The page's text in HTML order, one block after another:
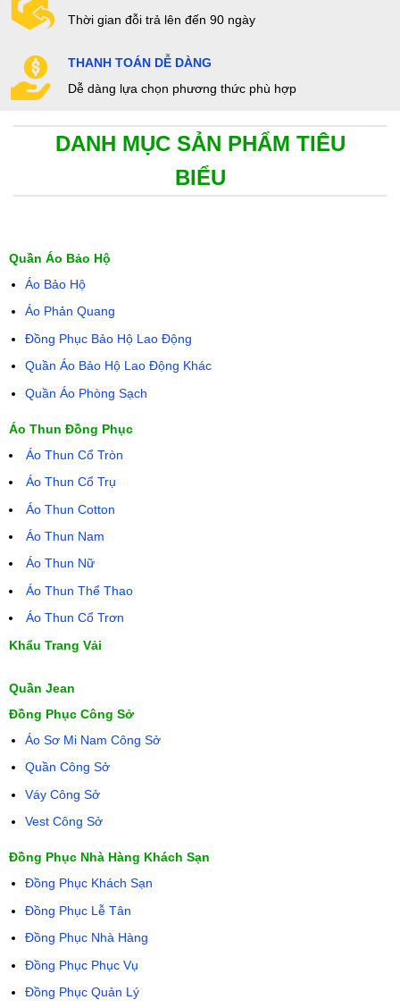
Thời gian đỗi trả lên đến 90 ngày
THANH TOÁN DỄ DÀNG
Dễ dàng lựa chọn phương thức phù hợp
DANH MỤC SẢN PHẨM TIÊU
BIỂU
Quần Áo Bảo Hộ
Áo Bảo Hộ
Áo Phản Quang
Đồng Phục Bảo Hộ Lao Động
Quần Áo Bảo Hộ Lao Động Khác
Quần Áo Phòng Sạch
Áo Thun Đồng Phục
Áo Thun Cổ Tròn
Áo Thun Cổ Trụ
Áo Thun Cotton
Áo Thun Nam
Áo Thun Nữ
Áo Thun Thể Thao
Áo Thun Cổ Trơn
Khẩu Trang Vải
Quần Jean
Đồng Phục Công Sở
Áo Sơ Mi Nam Công Sở
Quần Công Sở
Váy Công Sở
Vest Công Sở
Đồng Phục Nhà Hàng Khách Sạn
Đồng Phục Khách Sạn
Đồng Phục Lễ Tân
Đồng Phục Nhà Hàng
Đồng Phục Phục Vụ
Đồng Phục Quản Lý